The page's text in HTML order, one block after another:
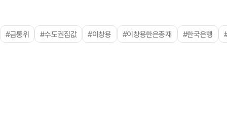
#금통위 #수도권집값 #이창용 #이창용한은총재 #한국은행